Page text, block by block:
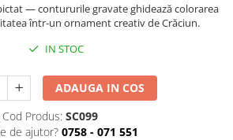
— contururile gravate ghidează colorarea
într-un ornament creativ de Crăciun.
IN STOC
ADAUGA IN COS
Cod Produs: SC099
de ajutor? 0758 - 071 551